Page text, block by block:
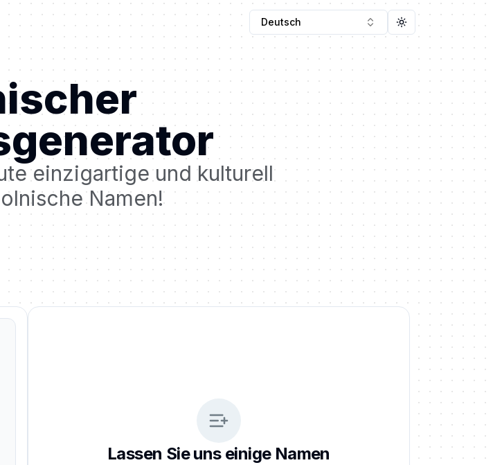
Deutsch Toggle theme
einzigartige und kulturell
Namen!
Lassen Sie uns einige Namen